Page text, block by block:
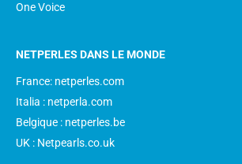
One Voice
NETPERLES DANS LE MONDE
France: netperles.com
Italia : netperla.com
Belgique : netperles.be
UK : Netpearls.co.uk